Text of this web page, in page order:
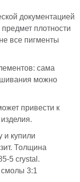
документацией
плотности
все пигменты
сама
можно
привести к
и купили
Толщина
5 crystal.
3:1